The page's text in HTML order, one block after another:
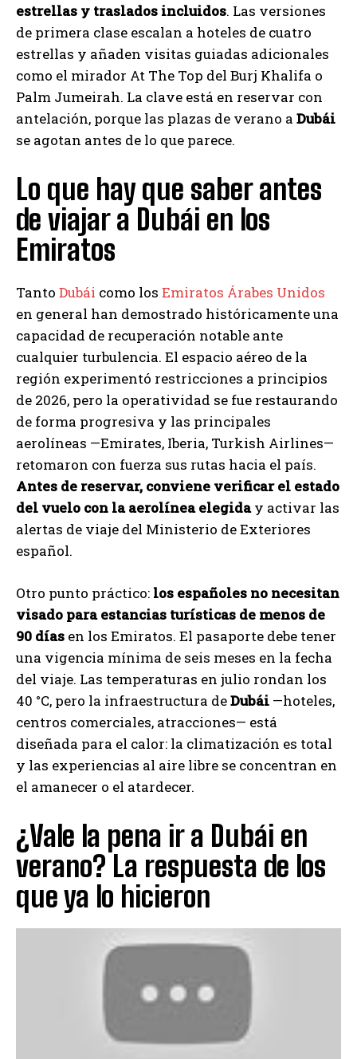
estrellas y traslados incluidos. Las versiones
de primera clase escalan a hoteles de cuatro
estrellas y añaden visitas guiadas adicionales
como el mirador At The Top del Burj Khalifa o
Palm Jumeirah. La clave está en reservar con
antelación, porque las plazas de verano a Dubái
se agotan antes de lo que parece.
Lo que hay que saber antes
de viajar a Dubái en los
Emiratos
Tanto Dubái como los Emiratos Árabes Unidos
en general han demostrado históricamente una
capacidad de recuperación notable ante
cualquier turbulencia. El espacio aéreo de la
región experimentó restricciones a principios
de 2026, pero la operatividad se fue restaurando
de forma progresiva y las principales
aerolíneas —Emirates, Iberia, Turkish Airlines—
retomaron con fuerza sus rutas hacia el país.
Antes de reservar, conviene verificar el estado
del vuelo con la aerolínea elegiday activar las
alertas de viaje del Ministerio de Exteriores
español.
Otro punto práctico: los españoles no necesitan
visado para estancias turísticas de menos de
90 días en los Emiratos. El pasaporte debe tener
una vigencia mínima de seis meses en la fecha
del viaje. Las temperaturas en julio rondan los
40 °C, pero la infraestructura deDubái —hoteles,
centros comerciales, atracciones— está
diseñada para el calor: la climatización es total
y las experiencias al aire libre se concentran en
el amanecer o el atardecer.
¿Vale la pena ir a Dubái en
verano? La respuesta de los
que ya lo hicieron